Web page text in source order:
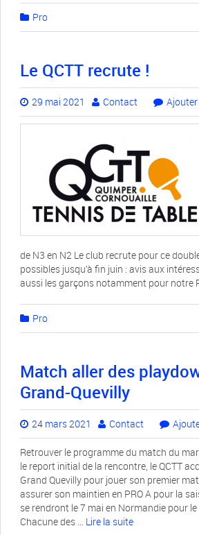
Pro
Le QCTT recrute !
29 mai 2021 Contact
de N3 en N2 Le club recrute pour ce
possibles jusqu’à fin juin : avis aux
aussi les garçons notamment pour notre
Pro
Match aller des
Grand-Quevilly
24 mars 2021 Contact
Retrouver le programme du match du
le report initial de la rencontre, le QCTT
Grand Quevilly pour jouer son premier
assurer son maintien en PRO A pour la
se rendront le 7 mai en Normandie pour
Chacune des … Lire la suite­­